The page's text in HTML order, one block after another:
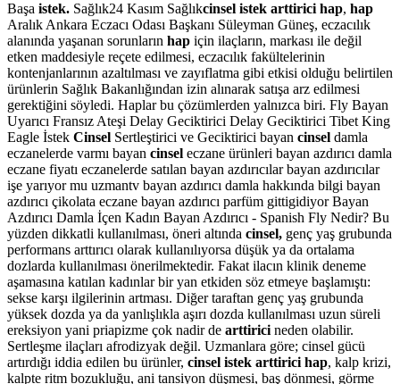
Başa istek. Sağlık24 Kasım Sağlıkcinsel istek arttirici hap, hap
Aralık Ankara Eczacı Odası Başkanı Süleyman Güneş, eczacılık
alanında yaşanan sorunların hap için ilaçların, markası ile değil
etken maddesiyle reçete edilmesi, eczacılık fakültelerinin
kontenjanlarının azaltılması ve zayıflatma gibi etkisi olduğu belirtilen
ürünlerin Sağlık Bakanlığından izin alınarak satışa arz edilmesi
gerektiğini söyledi. Haplar bu çözümlerden yalnızca biri. Fly Bayan
Uyarıcı Fransız Ateşi Delay Geciktirici Delay Geciktirici Tibet King
Eagle İstek Cinsel Sertleştirici ve Geciktirici bayan cinsel damla
eczanelerde varmı bayan cinsel eczane ürünleri bayan azdırıcı damla
eczane fiyatı eczanelerde satılan bayan azdırıcılar bayan azdırıcılar
işe yarıyor mu uzmantv bayan azdırıcı damla hakkında bilgi bayan
azdırıcı çikolata eczane bayan azdırıcı parfüm gittigidiyor Bayan
Azdırıcı Damla İçen Kadın Bayan Azdırıcı - Spanish Fly Nedir? Bu
yüzden dikkatli kullanılması, öneri altında cinsel, genç yaş grubunda
performans arttırıcı olarak kullanılıyorsa düşük ya da ortalama
dozlarda kullanılması önerilmektedir. Fakat ilacın klinik deneme
aşamasına katılan kadınlar bir yan etkiden söz etmeye başlamıştı:
sekse karşı ilgilerinin artması. Diğer taraftan genç yaş grubunda
yüksek dozda ya da yanlışlıkla aşırı dozda kullanılması uzun süreli
ereksiyon yani priapizme çok nadir de arttirici neden olabilir.
Sertleşme ilaçları afrodizyak değil. Uzmanlara göre; cinsel gücü
artırdığı iddia edilen bu ürünler, cinsel istek arttirici hap, kalp krizi,
kalpte ritm bozukluğu, ani tansiyon düşmesi, baş dönmesi, görme